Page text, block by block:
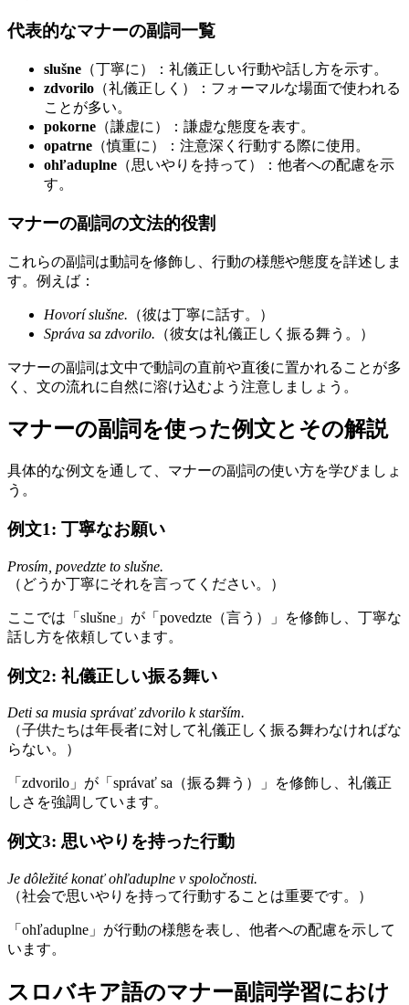
代表的なマナーの副詞一覧
slušne （丁寧に）：礼儀正しい行動や話し方を示す。
zdvorilo （礼儀正しく）：フォーマルな場面で使われる
ことが多い。
pokorne （謙虚に）：謙虚な態度を表す。
opatrne （慎重に）：注意深く行動する際に使用。
ohľaduplne （思いやりを持って）：他者への配慮を示
す。
マナーの副詞の文法的役割
これらの副詞は動詞を修飾し、行動の様態や態度を詳述しま
す。例えば：
Hovorí slušne. （彼は丁寧に話す。）
Správa sa zdvorilo. （彼女は礼儀正しく振る舞う。）
マナーの副詞は文中で動詞の直前や直後に置かれることが多
く、文の流れに自然に溶け込むよう注意しましょう。
マナーの副詞を使った例文とその解説
具体的な例文を通して、マナーの副詞の使い方を学びましょ
う。
例文1: 丁寧なお願い
Prosím, povedzte to slušne.
（どうか丁寧にそれを言ってください。）
ここでは「slušne」が「povedzte（言う）」を修飾し、丁寧な
話し方を依頼しています。
例文2: 礼儀正しい振る舞い
Deti sa musia správať zdvorilo k starším.
（子供たちは年長者に対して礼儀正しく振る舞わなければな
らない。）
「zdvorilo」が「správať sa（振る舞う）」を修飾し、礼儀正
しさを強調しています。
例文3: 思いやりを持った行動
Je dôležité konať ohľaduplne v spoločnosti.
（社会で思いやりを持って行動することは重要です。）
「ohľaduplne」が行動の様態を表し、他者への配慮を示して
います。
スロバキア語のマナー副詞学習におけ